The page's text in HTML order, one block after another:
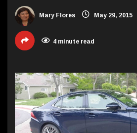
Mary Flores May 29, 2015
4 minute read